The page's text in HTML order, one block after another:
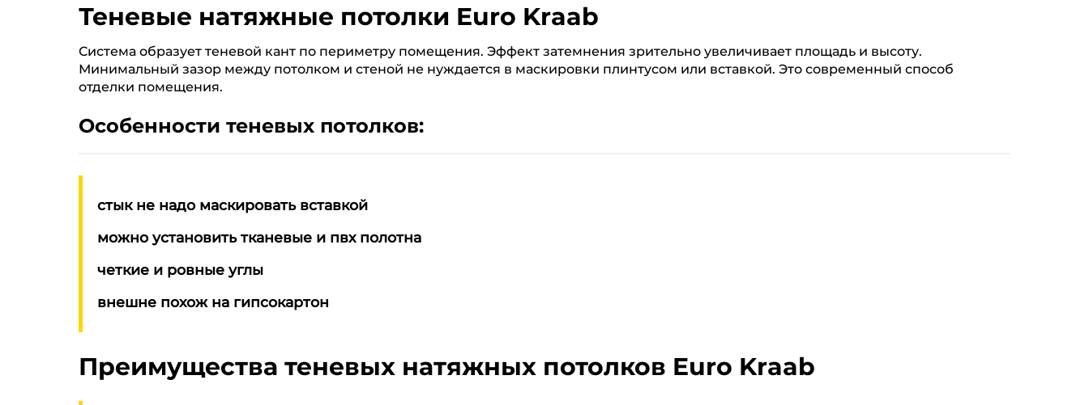
Теневые натяжные потолки Euro Kraab
Система образует теневой кант по периметру помещения. Эффект затемнения зрительно увеличивает площадь и высоту.
Минимальный зазор между потолком и стеной не нуждается в маскировки плинтусом или вставкой. Это современный способ
отделки помещения.
Особенности теневых потолков:
стык не надо маскировать вставкой
можно установить тканевые и пвх полотна
четкие и ровные углы
внешне похож на гипсокартон
Преимущества теневых натяжных потолков Euro Kraab